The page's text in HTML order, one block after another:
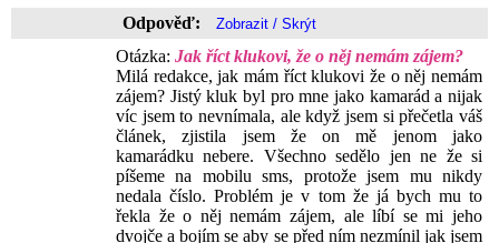
Odpověď:
Otázka: Jak říct klukovi, že o něj nemám zájem?
Milá redakce, jak mám říct klukovi že o něj nemám
zájem? Jistý kluk byl pro mne jako kamarád a nijak
víc jsem to nevnímala, ale když jsem si přečetla váš
článek, zjistila jsem že on mě jenom jako
kamarádku nebere. Všechno sedělo jen ne že si
píšeme na mobilu sms, protože jsem mu nikdy
nedala číslo. Problém je v tom že já bych mu to
řekla že o něj nemám zájem, ale líbí se mi jeho
dvojče a bojím se aby se před ním nezmínil jak jsem